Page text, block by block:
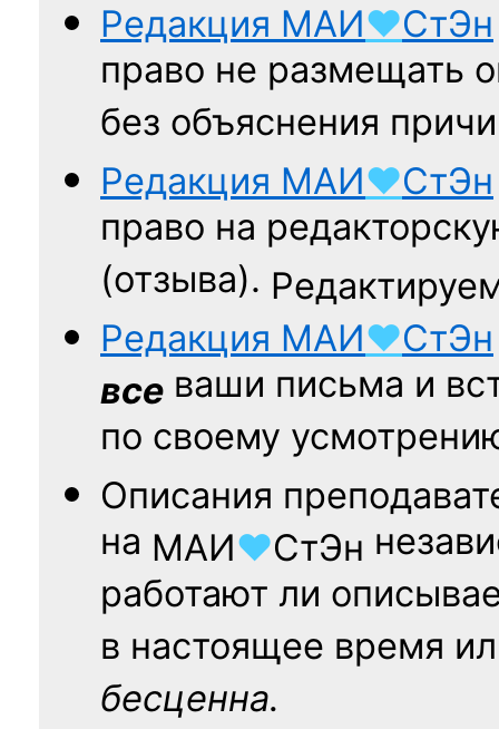
Редакция МАИ♥СтЭн
право не размещать
без объяснения
Редакция МАИ♥СтЭн
право на
(отзыва).
Редакция МАИ♥СтЭн
все ваши письма и
по своему
Описания
на МАИ♥СтЭн
работают ли
в настоящее время
бесценна.